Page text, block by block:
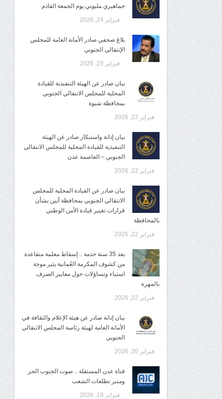
جماهيري مليوني يوم الجمعة القادم
فبراير 24, 2026
بلاغ صحفي صادر الأمانة العامة للمجلس
الإنتقالي الجنوبي
فبراير 23, 2026
بيان صادر عن الهيئة التنفيذية للقيادة
المحلية للمجلس الانتقالي الجنوبي
بمحافظة شبوة
فبراير 23, 2026
بيان إدانة واستنكار صادر عن الهيئة
التنفيذية للقيادة المحلية للمجلس الانتقالي
الجنوبي – العاصمة عدن
فبراير 22, 2026
بيان صادر عن القيادة المحلية للمجلس
الانتقالي الجنوبي بمحافظة أبين بشأن
قرارات تغيير قيادة الأمن الوطني
بالمحافظة
فبراير 22, 2026
بعد 35 سنة خدمة .. إسقاط معلمة متقاعدة
من كشوف المكرمة العُمانية يثير موجة
استياء وتساؤلات حول معايير الصرف
بالمهرة
فبراير 22, 2026
بيان إدانة صادر عن هيئة الإعلام والثقافة في
الأمانة العامة لهيئة رئاسة المجلس الانتقالي
الجنوبي
فبراير 20, 2026
قناة عدن المستقلة .. صوت الجنوب الحر
ومنبر تطلعات الشعب
فبراير 19, 2026